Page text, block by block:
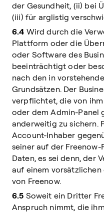
der Gesundheit, (ii) bei
(iii) für arglistig
6.4 Wird durch die
Plattform oder die
oder Software des
beeinträchtigt oder
nach den in
Grundsätzen. Der
verpflichtet, die von
oder dem Admin-Panel
anderweitig zu sichern.
Account-Inhaber
seiner auf der
Daten, es sei denn, der
auf einem
von Freenow.
6.5 Soweit ein Dritter
Anspruch nimmt, die